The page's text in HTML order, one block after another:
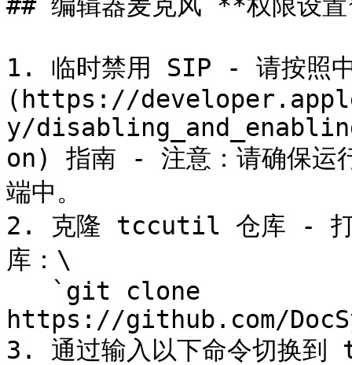
1. 临时禁用 SIP - 请按照
(https://
y/
on) 指南 - 注意：请确保
端中。
2. 克隆 tccutil 仓库 - 打开
库：\
https://github.com/
3. 通过输入以下命令切